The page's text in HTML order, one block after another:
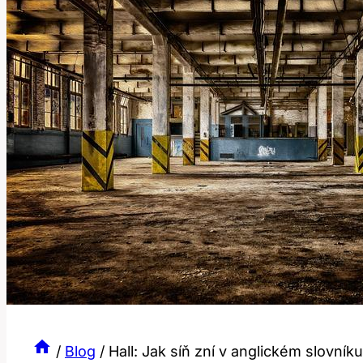
/ Blog / Hall: Jak síň zní v anglickém